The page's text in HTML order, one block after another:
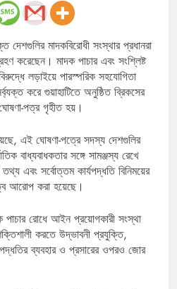
দেশগুলির মাদকবিরোধী সংস্থার প্রধানরা
করেছেন। মাদক পাচার এবং সংশ্লিষ্ট
লড়াইয়ে পারস্পরিক সহযোগিতা
করে গুয়াহাটিতে অনুষ্ঠিত ব্রিকসের
পত্র গৃহীত হয়।
এই ঘোষণা-পত্রে সদস্য দেশগুলির
বাধ্যবাধকতার সঙ্গে সামঞ্জস্য রেখে
এবং সর্বোত্তম কার্যপদ্ধতি বিনিময়ের
আরোপ করা হয়েছে।
রোধে আইন প্রয়োগকারী সংস্থা
করতে উদ্ভাবনী প্রযুক্তি,
পদ্ধতির ব্যবহার ও প্রসারের ওপরও জোর